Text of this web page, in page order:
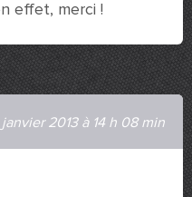
effet, merci !
janvier 2013 à 14 h 08 min